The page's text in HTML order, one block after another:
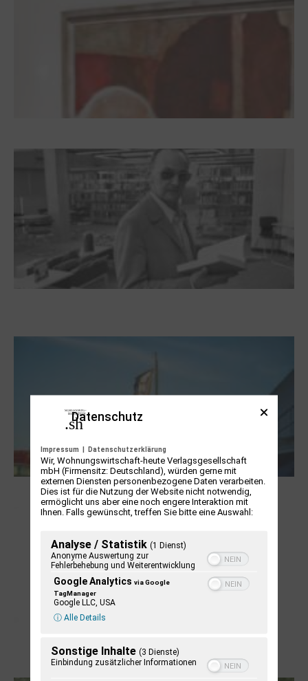
NUKLEUS Kiel
Letj fröögels
Datenschutz
Impressum Datenschutzerklärung
Wir, Wohnungswirtschaft-heute Verlagsgesellschaft
mbH (Firmensitz: Deutschland), würden gerne mit
externen Diensten personenbezogene Daten verarbeiten.
Dies ist für die Nutzung der Website nicht notwendig,
ermöglicht uns aber eine noch engere Interaktion mit
Ihnen. Falls gewünscht, treffen Sie bitte eine Auswahl:
Analyse / Statistik (1 Dienst)
Anonyme Auswertung zur
Fehlerbehebung und Weiterentwicklung
Google Analytics via Google
TagManager
Google LLC, USA
ⓘ Alle Details
Sonstige Inhalte (3 Dienste)
Einbindung zusätzlicher Informationen